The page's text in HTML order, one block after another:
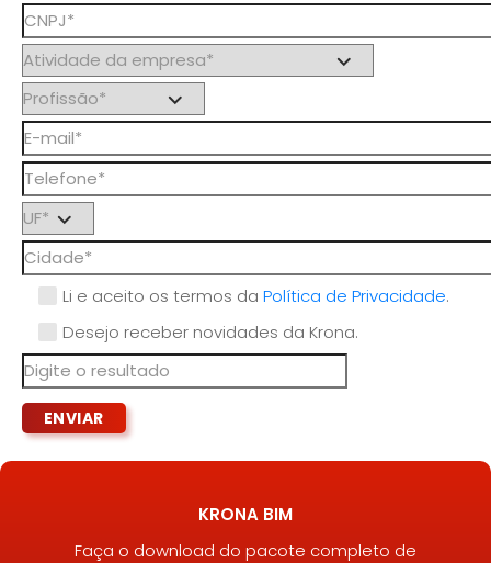
Li e aceito os termos da Política de Privacidade.
Desejo receber novidades da Krona.
KRONA BIM
Faça o download do pacote completo de